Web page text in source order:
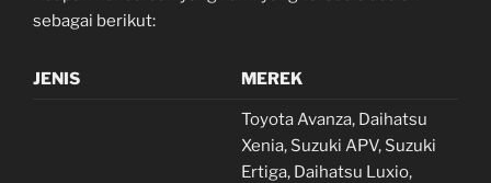
sebagai berikut:
JENIS MEREK
Toyota Avanza, Daihatsu
Xenia, Suzuki APV, Suzuki
Ertiga, Daihatsu Luxio,